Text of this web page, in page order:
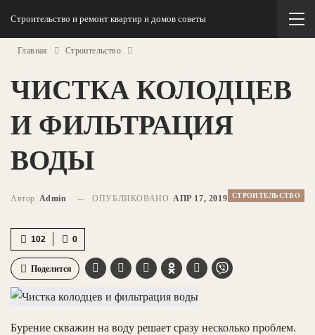
Строительство и ремонт квартир и домов советы
Главная Строительство
ЧИСТКА КОЛОДЦЕВ
И ФИЛЬТРАЦИЯ
ВОДЫ
СТРОИТЕЛЬСТВО
Автор Admin ОПУБЛИКОВАНО АПР 17, 2019
0
102
Поделится
Бурение скважин на воду решает сразу несколько проблем.